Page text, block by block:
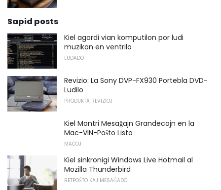
Sapid posts
Kiel agordi vian komputilon por ludi
muzikon en ventrilo
LUDADO
Revizio: La Sony DVP-FX930 Portebla DVD-
Ludilo
PRODUKTA REVIZIOJ
Kiel Montri Mesaĝajn Grandecojn en la
Mac-VIN-Poŝto Listo
MACOJ
Kiel sinkronigi Windows Live Hotmail al
Mozilla Thunderbird
RETPOŜTO KAJ MESAĜADO